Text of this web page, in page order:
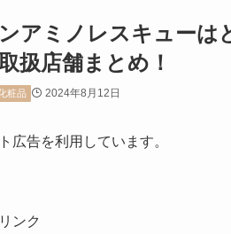
アミノレスキューは
扱店舗まとめ！
粧品 2024年8月12日
広告を利用しています。
ンク